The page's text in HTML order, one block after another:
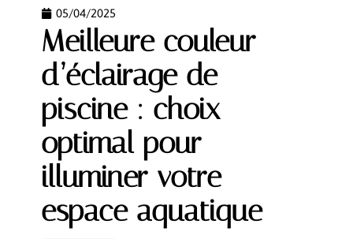
05/04/2025
Meilleure couleur
d’éclairage de
piscine : choix
optimal pour
illuminer votre
espace aquatique